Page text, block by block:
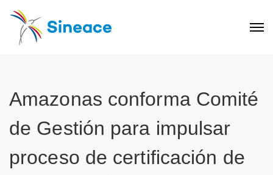
Amazonas conforma Comité
de Gestión para impulsar
proceso de certificación de